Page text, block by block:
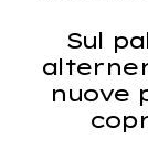
Sul
nuove